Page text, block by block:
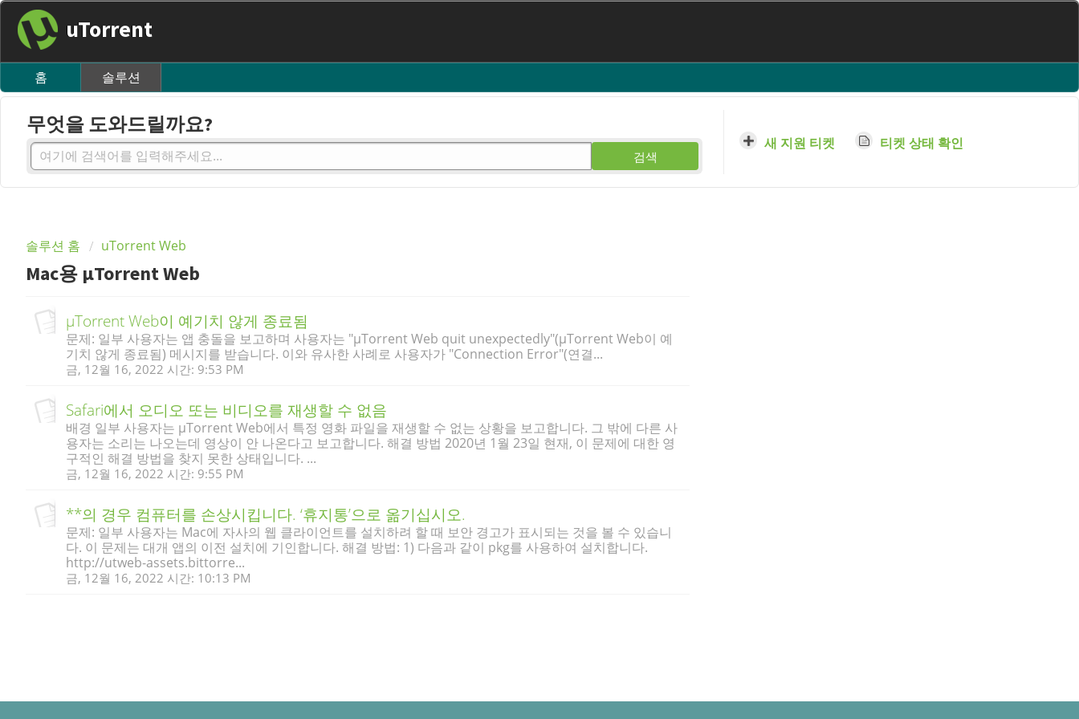
uTorrent
홈 솔루션
무엇을 도와드릴까요?
검색
새 지원 티켓 티켓 상태 확인
솔루션 홈 uTorrent Web
Mac용 µTorrent Web
µTorrent Web이 예기치 않게 종료됨
문제: 일부 사용자는 앱 충돌을 보고하며 사용자는 "µTorrent Web quit unexpectedly"(µTorrent Web이 예
기치 않게 종료됨) 메시지를 받습니다. 이와 유사한 사례로 사용자가 "Connection Error"(연결...
금, 12월 16, 2022 시간: 9:53 PM
Safari에서 오디오 또는 비디오를 재생할 수 없음
배경 일부 사용자는 µTorrent Web에서 특정 영화 파일을 재생할 수 없는 상황을 보고합니다. 그 밖에 다른 사
용자는 소리는 나오는데 영상이 안 나온다고 보고합니다. 해결 방법 2020년 1월 23일 현재, 이 문제에 대한 영
구적인 해결 방법을 찾지 못한 상태입니다. ...
금, 12월 16, 2022 시간: 9:55 PM
**의 경우 컴퓨터를 손상시킵니다. ‘휴지통’으로 옮기십시오.
문제: 일부 사용자는 Mac에 자사의 웹 클라이언트를 설치하려 할 때 보안 경고가 표시되는 것을 볼 수 있습니
다. 이 문제는 대개 앱의 이전 설치에 기인합니다. 해결 방법: 1) 다음과 같이 pkg를 사용하여 설치합니다.
http://utweb-assets.bittorre...
금, 12월 16, 2022 시간: 10:13 PM